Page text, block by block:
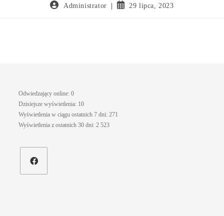
Administrator 29 lipca, 2023
Odwiedzający online:0
Dzisiejsze wyświetlenia: 10
Wyświetlenia w ciągu ostatnich 7 dni:271
Wyświetlenia z ostatnich 30 dni:2 523